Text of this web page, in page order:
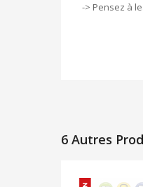
-> Pensez à
6 Autres